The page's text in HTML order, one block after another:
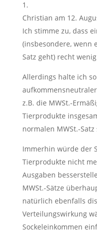
Christian am 12.
Ich stimme zu, dass
(insbesondere, wenn
Satz geht) recht
Allerdings halte ich
z.B. die MWSt.-
Tierprodukte
normalen MWSt.-
Immerhin würde der
Tierprodukte nicht
Ausgaben
MWSt.-Sätze
natürlich ebenfalls
Verteilungswirkung
Sockeleinkommen